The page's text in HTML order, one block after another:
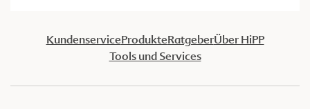
KundenserviceProdukteRatgeberÜber HiPP
Tools und Services